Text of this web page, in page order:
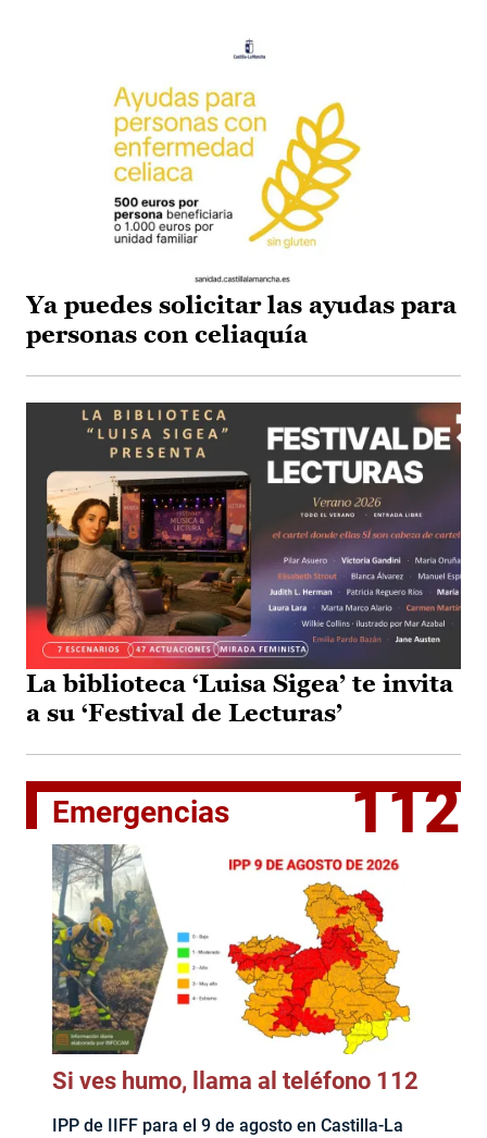
Ya puedes solicitar las ayudas para
personas con celiaquía
La biblioteca ‘Luisa Sigea’ te invita
a su ‘Festival de Lecturas’
Emergencias 112
Si ves humo, llama al teléfono 112
IPP de IIFF para el 9 de agosto en Castilla-La